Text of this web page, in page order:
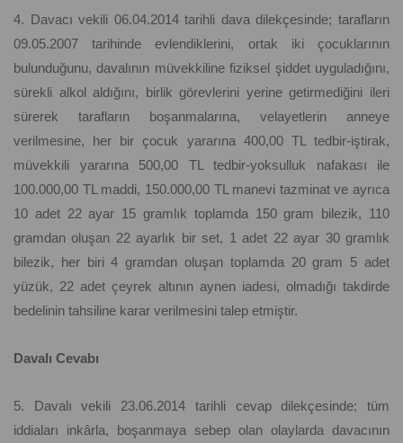
4. Davacı vekili 06.04.2014 tarihli dava dilekçesinde; tarafların
09.05.2007 tarihinde evlendiklerini, ortak iki çocuklarının
bulunduğunu, davalının müvekkiline fiziksel şiddet uyguladığını,
sürekli alkol aldığını, birlik görevlerini yerine getirmediğini ileri
sürerek tarafların boşanmalarına, velayetlerin anneye
verilmesine, her bir çocuk yararına 400,00 TL tedbir-iştirak,
müvekkili yararına 500,00 TL tedbir-yoksulluk nafakası ile
100.000,00 TL maddi, 150.000,00 TL manevi tazminat ve ayrıca
10 adet 22 ayar 15 gramlık toplamda 150 gram bilezik, 110
gramdan oluşan 22 ayarlık bir set, 1 adet 22 ayar 30 gramlık
bilezik, her biri 4 gramdan oluşan toplamda 20 gram 5 adet
yüzük, 22 adet çeyrek altının aynen iadesi, olmadığı takdirde
bedelinin tahsiline karar verilmesini talep etmiştir.
Davalı Cevabı
5. Davalı vekili 23.06.2014 tarihli cevap dilekçesinde; tüm
iddiaları inkârla, boşanmaya sebep olan olaylarda davacının